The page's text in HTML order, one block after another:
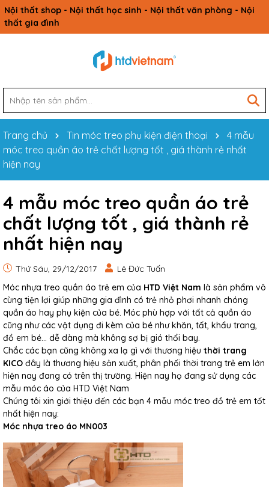
Nội thất shop - Nội thất học sinh - Nội thất văn phòng - Nội
thất gia đình
Trang chủ Tin móc treo phụ kiện điện thoại
4 mẫu
móc treo quần áo trẻ chất lượng tốt , giá thành rẻ nhất
hiện nay
4 mẫu móc treo quần áo trẻ
chất lượng tốt , giá thành rẻ
nhất hiện nay
Thứ Sáu, 29/12/2017
Lê Đức Tuấn
Móc nhựa treo quần áo trẻ em của HTD Việt Nam là sản phẩm vô
cùng tiện lợi giúp những gia đình có trẻ nhỏ phơi nhanh chóng
quần áo hay phụ kiện của bé. Móc phù hợp với tất cả quần áo
cũng như các vật dụng đi kèm của bé như khăn, tất, khẩu trang,
đồ em bé... dễ dàng mà không sợ bị gió thổi bay.
Chắc các bạn cũng không xa lạ gì với thương hiệu thời trang
KICO đây là thương hiệu sản xuất, phân phối thời trang trẻ em lớn
hiện nay đang có trên thị trường. Hiện nay họ đang sử dụng các
mẫu móc áo của HTD Việt Nam
Chúng tôi xin giới thiệu đến các bạn 4 mẫu móc treo đồ trẻ em tốt
nhất hiện nay:
Móc nhựa treo áo MN003